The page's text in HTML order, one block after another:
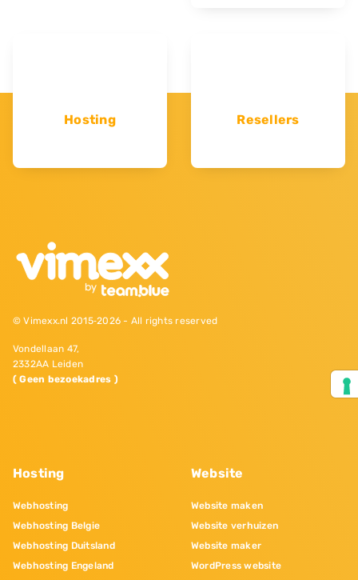
Hosting Resellers
© Vimexx.nl 2015‐2026 - All rights reserved
Vondellaan 47,
2332AA Leiden
( Geen bezoekadres )
Hosting
Webhosting
Webhosting Belgie
Webhosting Duitsland
Webhosting Engeland
Website
Website maken
Website verhuizen
Website maker
WordPress website